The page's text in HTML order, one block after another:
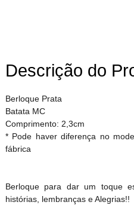
Descrição do
Berloque Prata
Batata MC
Comprimento: 2,3cm
* Pode haver diferença no
fábrica
Berloque para dar um toque
histórias, lembranças e Alegrias!!